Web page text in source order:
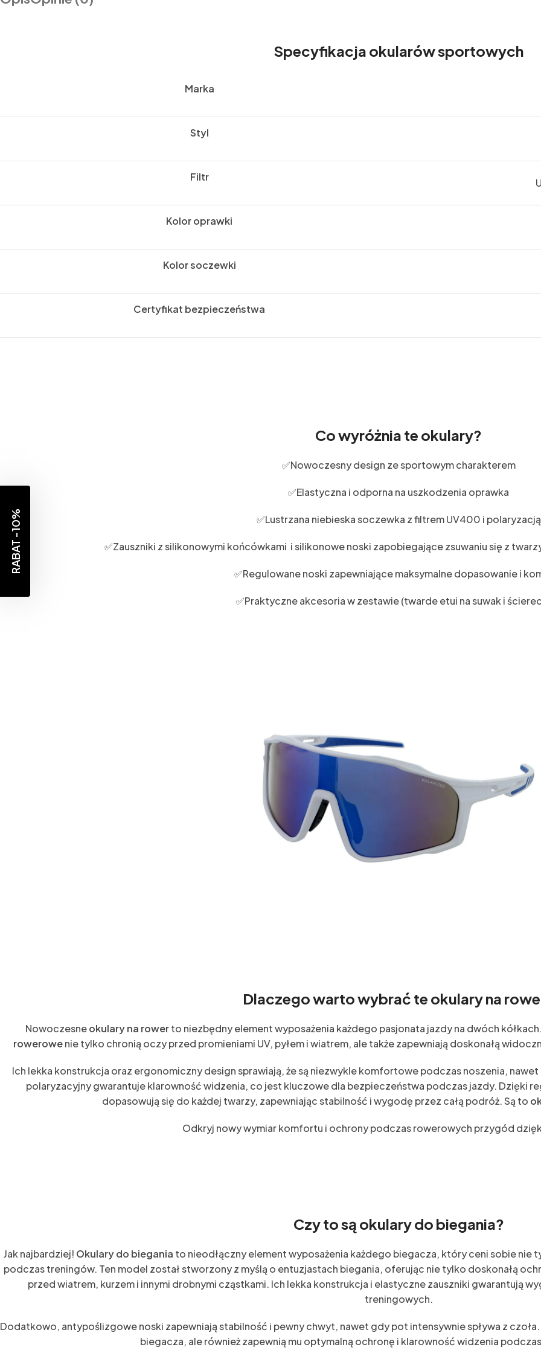
Specyfikacja okularów sportowych
Marka
Styl
Filtr
Kolor oprawki
Kolor soczewki
Certyfikat bezpieczeństwa
Co wyróżnia te okulary?
✅Nowoczesny design ze sportowym charakterem
✅Elastyczna i odporna na uszkodzenia oprawka
✅Lustrzana niebieska soczewka z filtrem UV400 i polaryzacją
✅Zauszniki z silikonowymi końcówkami i silikonowe noski zapobiegające zsuwaniu się z
✅Regulowane noski zapewniające maksymalne dopasowanie i
✅Praktyczne akcesoria w zestawie (twarde etui na suwak i
Dlaczego warto wybrać te okulary na
Nowoczesneokulary na rowerto niezbędny element wyposażenia każdego pasjonata jazdy na dwóch
rowerowenie tylko chronią oczy przed promieniami UV, pyłem i wiatrem, ale także zapewniają doskonałą
Ich lekka konstrukcja oraz ergonomiczny design sprawiają, że są niezwykle komfortowe podczas noszenia,
polaryzacyjny gwarantuje klarowność widzenia, co jest kluczowe dla bezpieczeństwa podczas jazdy. Dzięki
dopasowują się do każdej twarzy, zapewniając stabilność i wygodę przez całą podróż. Są to
Odkryj nowy wymiar komfortu i ochrony podczas rowerowych przygód
Czy to są okulary do biegania?
Jak najbardziej! Okulary do biegania to nieodłączny element wyposażenia każdego biegacza, który ceni sobie
podczas treningów. Ten model został stworzony z myślą o entuzjastach biegania, oferując nie tylko doskonałą
przed wiatrem, kurzem i innymi drobnymi cząstkami. Ich lekka konstrukcja i elastyczne zauszniki gwarantują
treningowych.
Dodatkowo, antypoślizgowe noski zapewniają stabilność i pewny chwyt, nawet gdy pot intensywnie spływa z
biegacza, ale również zapewnią mu optymalną ochronę i klarowność widzenia
RABAT -10%